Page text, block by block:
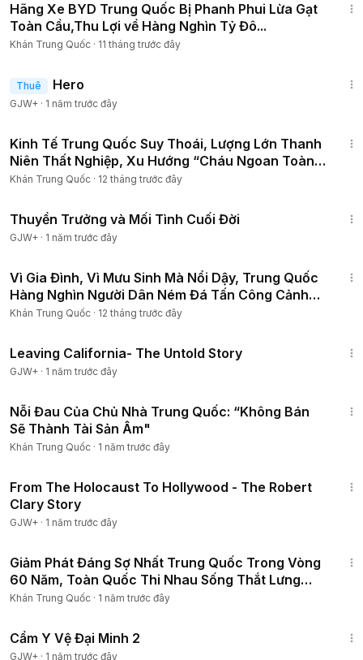
Hãng Xe BYD Trung Quốc Bị Phanh Phui Lừa Gạt
Toàn Cầu,Thu Lợi về Hàng Nghìn Tỷ Đô...
Khán Trung Quốc · 11 tháng trước đây
Thuê Hero
GJW+ · 1 năm trước đây
Kinh Tế Trung Quốc Suy Thoái, Lượng Lớn Thanh
Niên Thất Nghiệp, Xu Hướng “Cháu Ngoan Toàn
Thời Gian”
Khán Trung Quốc · 12 tháng trước đây
Thuyền Trưởng và Mối Tình Cuối Đời
GJW+ · 1 năm trước đây
Vì Gia Đình, Vì Mưu Sinh Mà Nổi Dậy, Trung Quốc
Hàng Nghìn Người Dân Ném Đá Tấn Công Cảnh
Sát...
Khán Trung Quốc · 12 tháng trước đây
Leaving California- The Untold Story
GJW+ · 1 năm trước đây
Nỗi Đau Của Chủ Nhà Trung Quốc: “Không Bán
Sẽ Thành Tài Sản Âm"
Khán Trung Quốc · 1 năm trước đây
From The Holocaust To Hollywood - The Robert
Clary Story
GJW+ · 1 năm trước đây
Giảm Phát Đáng Sợ Nhất Trung Quốc Trong Vòng
60 Năm, Toàn Quốc Thi Nhau Sống Thắt Lưng
Buộc Bụng...
Khán Trung Quốc · 1 năm trước đây
Cẩm Y Vệ Đại Minh 2
GJW+ · 1 năm trước đây